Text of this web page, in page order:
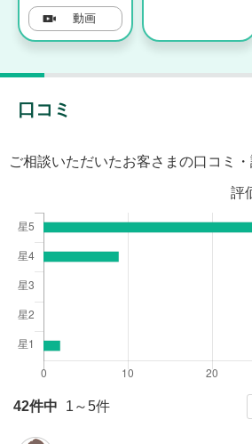
動画
口コミ
ご相談いただいたお客さまの口コミ
評
42件中 1～5件